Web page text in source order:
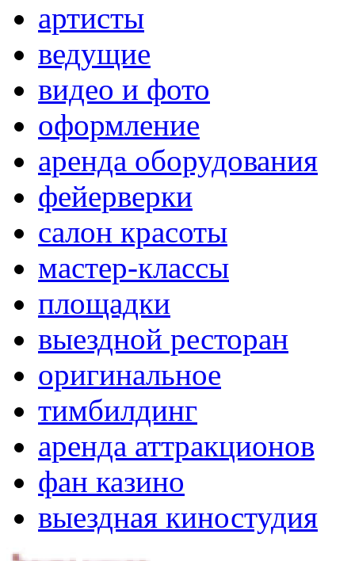
артисты
ведущие
видео и фото
оформление
аренда оборудования
фейерверки
салон красоты
мастер-классы
площадки
выездной ресторан
оригинальное
тимбилдинг
аренда аттракционов
фан казино
выездная киностудия